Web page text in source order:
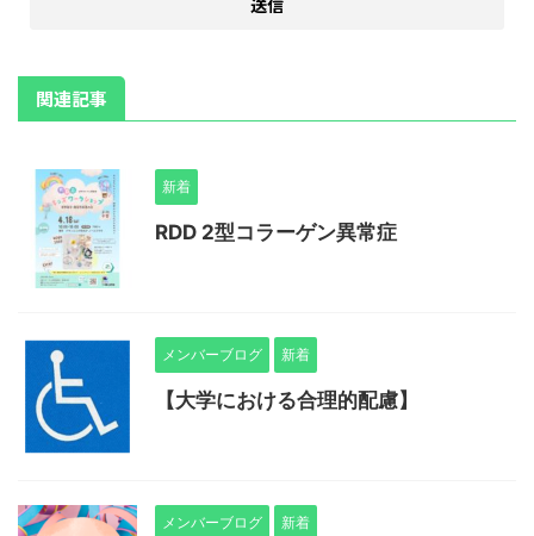
関連記事
新着
RDD 2型コラーゲン異常症
メンバーブログ 新着
【大学における合理的配慮】
メンバーブログ 新着